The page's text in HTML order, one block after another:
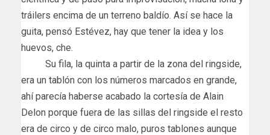
tráilers encima de un terreno baldío. Así se hace la
guita, pensó Estévez, hay que tener la idea y los
huevos, che.
Su fila, la quinta a partir de la zona del ringside,
era un tablón con los números marcados en grande,
ahí parecía haberse acabado la cortesía de Alain
Delon porque fuera de las sillas del ringside el resto
era de circo y de circo malo, puros tablones aunque